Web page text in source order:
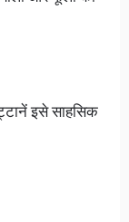
इसे साहसिक